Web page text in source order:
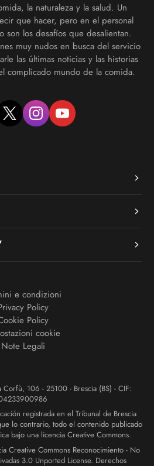
la naturaleza y la salud. Un
que hacer, pero en el personal
son los desafíos que desalientan.
muy nudos en busca del servicio
las últimas noticias y las historias
complicado mundo de la comida.
twitter instagramyoutube
e condizioni
Policy
Policy
cookie
Note Legali
Corfù, 106 - 25100 - Brescia (BS) - CIF:
registrada en el Tribunal de Brescia
lo contrario, todo el contenido publicado
bajo una licencia Creative Commons.
Creative Commons Reconocimiento - No
3.0 Unported License. Derechos